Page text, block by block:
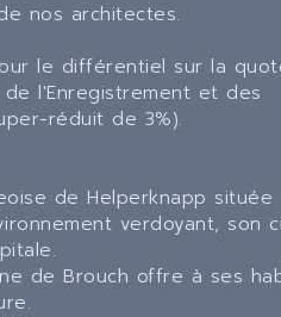
nos architectes.
le différentiel sur la
l'Enregistrement et des
réduit de 3%).
de Helperknapp située
verdoyant, son
de Brouch offre à ses